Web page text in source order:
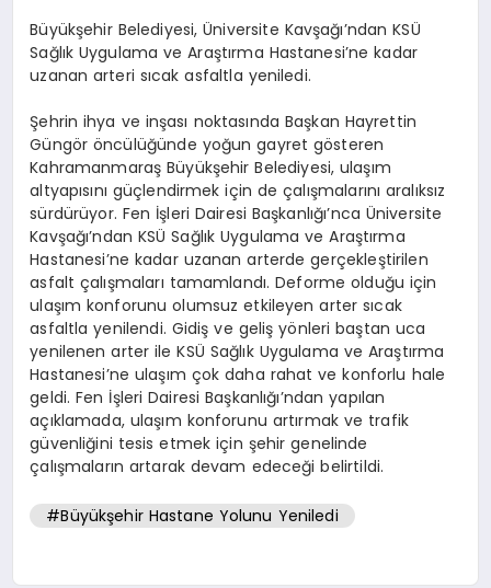
Büyükşehir Belediyesi, Üniversite Kavşağı’ndan KSÜ
Sağlık Uygulama ve Araştırma Hastanesi’ne kadar
uzanan arteri sıcak asfaltla yeniledi.
Şehrin ihya ve inşası noktasında Başkan Hayrettin
Güngör öncülüğünde yoğun gayret gösteren
Kahramanmaraş Büyükşehir Belediyesi, ulaşım
altyapısını güçlendirmek için de çalışmalarını aralıksız
sürdürüyor. Fen İşleri Dairesi Başkanlığı’nca Üniversite
Kavşağı’ndan KSÜ Sağlık Uygulama ve Araştırma
Hastanesi’ne kadar uzanan arterde gerçekleştirilen
asfalt çalışmaları tamamlandı. Deforme olduğu için
ulaşım konforunu olumsuz etkileyen arter sıcak
asfaltla yenilendi. Gidiş ve geliş yönleri baştan uca
yenilenen arter ile KSÜ Sağlık Uygulama ve Araştırma
Hastanesi’ne ulaşım çok daha rahat ve konforlu hale
geldi. Fen İşleri Dairesi Başkanlığı’ndan yapılan
açıklamada, ulaşım konforunu artırmak ve trafik
güvenliğini tesis etmek için şehir genelinde
çalışmaların artarak devam edeceği belirtildi.
#Büyükşehir Hastane Yolunu Yeniledi